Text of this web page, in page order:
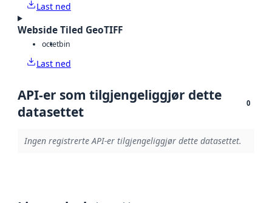
Last ned
Webside Tiled GeoTIFF
octetbin
Last ned
API-er som tilgjengeliggjør dette
datasettet
0
Ingen registrerte API-er tilgjengeliggjør dette datasettet.